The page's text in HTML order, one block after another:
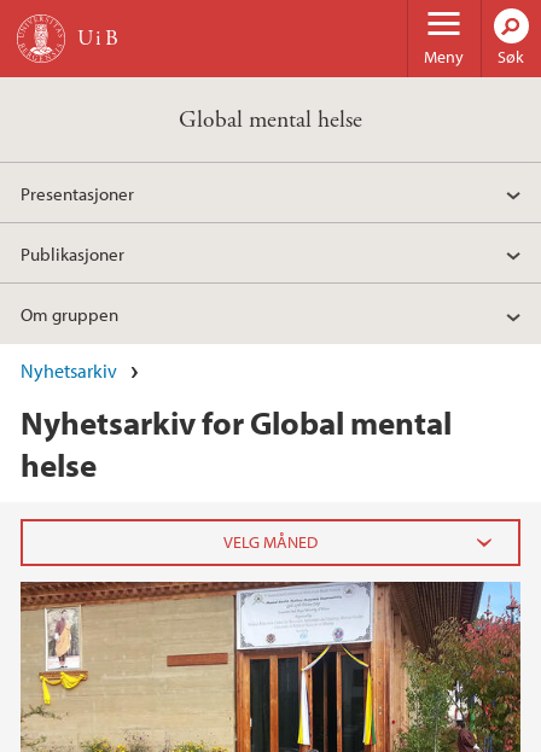
Hopp til hovedinnhold
Meny Søk
Global mental helse
Presentasjoner
Publikasjoner
Om gruppen
Nyhetsarkiv
Nyhetsarkiv for Global mental
helse
2024
oktober (1)
juni (1)
2023